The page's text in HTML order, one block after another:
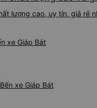
lượng cao, uy tín, giá rẻ
xe Giáp Bát
xe Giáp Bát